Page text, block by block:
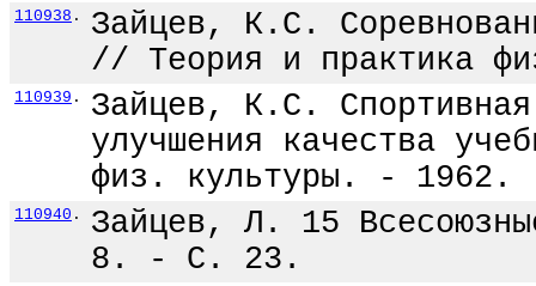
110938 .
Зайцев, К.С.
// Теория и практика
110939 .
Зайцев, К.С. Спортивная
улучшения качества
физ. культуры. -
110940 .
Зайцев, Л. 15
8. - С. 23.